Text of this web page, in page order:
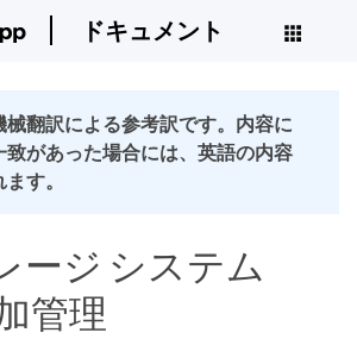
ドキュメント
械翻訳による参考訳です。内容に
致があった場合には、英語の内容
す。
ージ システム
管理